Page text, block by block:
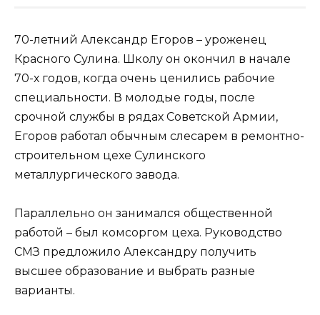
70-летний Александр Егоров – уроженец
Красного Сулина. Школу он окончил в начале
70-х годов, когда очень ценились рабочие
специальности. В молодые годы, после
срочной службы в рядах Советской Армии,
Егоров работал обычным слесарем в ремонтно-
строительном цехе Сулинского
металлургического завода.
Параллельно он занимался общественной
работой – был комсоргом цеха. Руководство
СМЗ предложило Александру получить
высшее образование и выбрать разные
варианты.